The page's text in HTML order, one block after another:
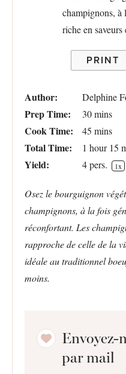
PRINT
Author: Delphine
Prep Time: 30 mins
Cook Time: 45 mins
Total Time: 1 hour 15
Yield: 4pers. 1x
Osez le bourguignon
champignons, à la fois
réconfortant. Les
rapproche de celle de la
idéale au traditionnel
moins.
Envoyez-
par mail